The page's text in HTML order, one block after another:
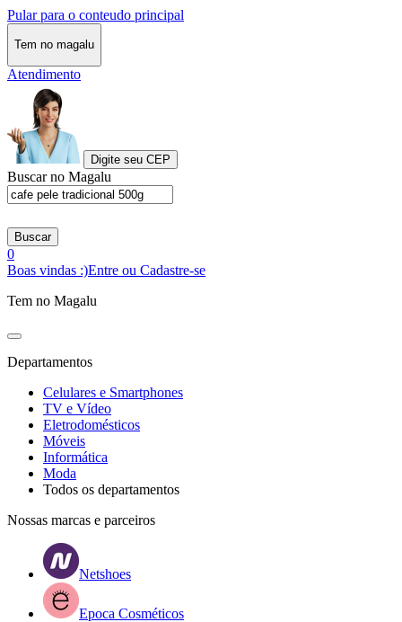
Pular para o conteudo principal
Tem no magalu
Atendimento
Digite seu CEP
Buscar no Magalu
Buscar
0
Boas vindas :)Entre ou Cadastre-se
Tem no Magalu
Departamentos
Celulares e Smartphones
TV e Vídeo
Eletrodomésticos
Móveis
Informática
Moda
Todos os departamentos
Nossas marcas e parceiros
Netshoes
Epoca Cosméticos